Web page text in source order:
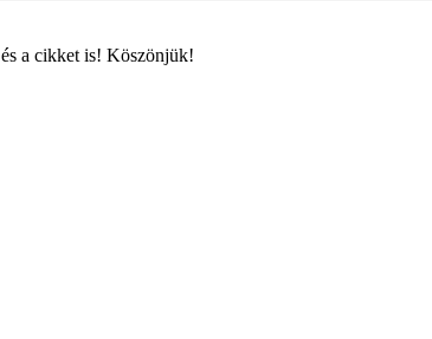
és a cikket is! Köszönjük!